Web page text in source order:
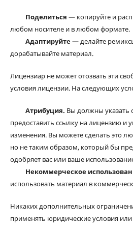
Поделиться — копируйте и
любом носителе и в любом формате.
Адаптируйте— делайте
дорабатывайте материал.
Лицензиар не может отозвать эти
условия лицензии. На следующих
Атрибуция. Вы должны указать
предоставить ссылку на лицензию и
изменения. Вы можете сделать это
но не таким образом, который бы
одобряет вас или ваше
Некоммерческое
использовать материал в
Никаких дополнительных
применять юридические условия